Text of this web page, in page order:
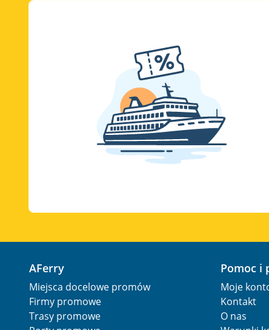
AFerry
Miejsca docelowe promów
Firmy promowe
Trasy promowe
Pomoc
Moje
Kontakt
O nas